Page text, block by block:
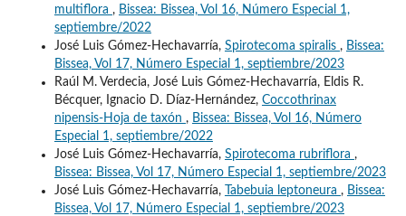
multiflora , Bissea: Bissea, Vol 16, Número Especial 1,
septiembre/2022
José Luis Gómez-Hechavarría, Spirotecoma spiralis , Bissea:
Bissea, Vol 17, Número Especial 1, septiembre/2023
Raúl M. Verdecia, José Luis Gómez-Hechavarría, Eldis R.
Bécquer, Ignacio D. Díaz-Hernández, Coccothrinax
nipensis-Hoja de taxón , Bissea: Bissea, Vol 16, Número
Especial 1, septiembre/2022
José Luis Gómez-Hechavarría, Spirotecoma rubriflora ,
Bissea: Bissea, Vol 17, Número Especial 1, septiembre/2023
José Luis Gómez-Hechavarría,
Tabebuia leptoneura , Bissea:
Bissea, Vol 17, Número Especial 1, septiembre/2023